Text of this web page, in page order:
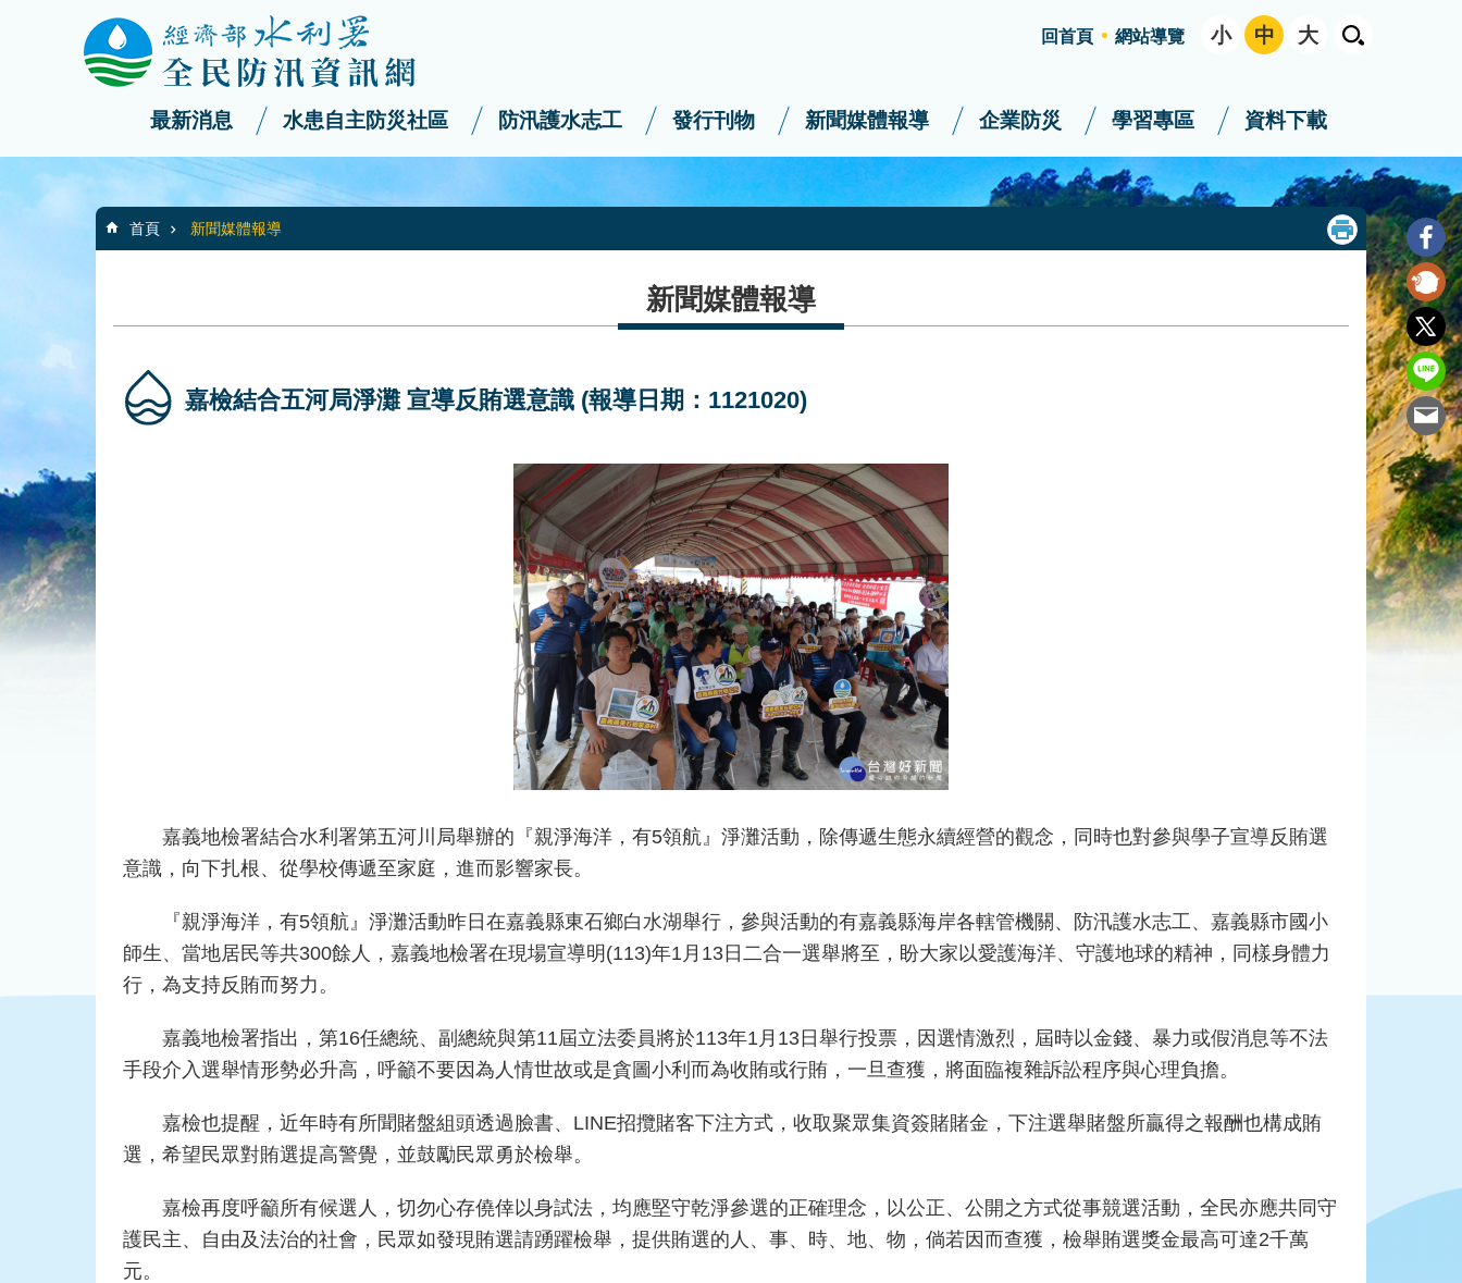
跳到主要內容區塊
回首頁
網站導覽 小 中 大
最新消息 水患自主防災社區 防汛護水志工 發行刊物 新聞媒體報導 企業防災 學習專區 資料下載
:::
首頁 新聞媒體報導
新聞媒體報導
嘉檢結合五河局淨灘 宣導反賄選意識 (報導日期：1121020)
嘉義地檢署結合水利署第五河川局舉辦的『親淨海洋，有5領航』淨灘活動，除傳遞生態永續經營的觀念，同時也對參與學子宣導反賄選
意識，向下扎根、從學校傳遞至家庭，進而影響家長。
『親淨海洋，有5領航』淨灘活動昨日在嘉義縣東石鄉白水湖舉行，參與活動的有嘉義縣海岸各轄管機關、防汛護水志工、嘉義縣市國小
師生、當地居民等共300餘人，嘉義地檢署在現場宣導明(113)年1月13日二合一選舉將至，盼大家以愛護海洋、守護地球的精神，同樣身體力
行，為支持反賄而努力。
嘉義地檢署指出，第16任總統、副總統與第11屆立法委員將於113年1月13日舉行投票，因選情激烈，屆時以金錢、暴力或假消息等不法
手段介入選舉情形勢必升高，呼籲不要因為人情世故或是貪圖小利而為收賄或行賄，一旦查獲，將面臨複雜訴訟程序與心理負擔。
嘉檢也提醒，近年時有所聞賭盤組頭透過臉書、LINE招攬賭客下注方式，收取聚眾集資簽賭賭金，下注選舉賭盤所贏得之報酬也構成賄
選，希望民眾對賄選提高警覺，並鼓勵民眾勇於檢舉。
嘉檢再度呼籲所有候選人，切勿心存僥倖以身試法，均應堅守乾淨參選的正確理念，以公正、公開之方式從事競選活動，全民亦應共同守
護民主、自由及法治的社會，民眾如發現賄選請踴躍檢舉，提供賄選的人、事、時、地、物，倘若因而查獲，檢舉賄選獎金最高可達2千萬
元。